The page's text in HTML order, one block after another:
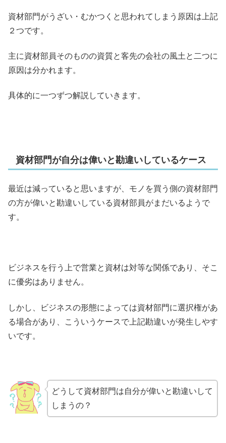
資材部門がうざい・むかつくと思われてしまう原因は上記
２つです。
主に資材部員そのものの資質と客先の会社の風土と二つに
原因は分かれます。
具体的に一つずつ解説していきます。
資材部門が自分は偉いと勘違いしているケース
最近は減っていると思いますが、モノを買う側の資材部門
の方が偉いと勘違いしている資材部員がまだいるようで
す。
ビジネスを行う上で営業と資材は対等な関係であり、そこ
に優劣はありません。
しかし、ビジネスの形態によっては資材部門に選択権があ
る場合があり、こういうケースで上記勘違いが発生しやす
いです。
どうして資材部門は自分が偉いと勘違いして
しまうの？